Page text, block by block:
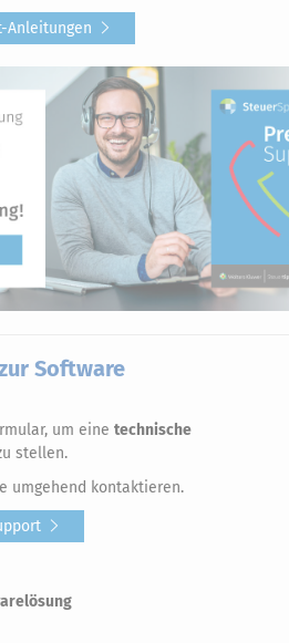
Anleitungen
Software
um eine technische
stellen.
umgehend kontaktieren.